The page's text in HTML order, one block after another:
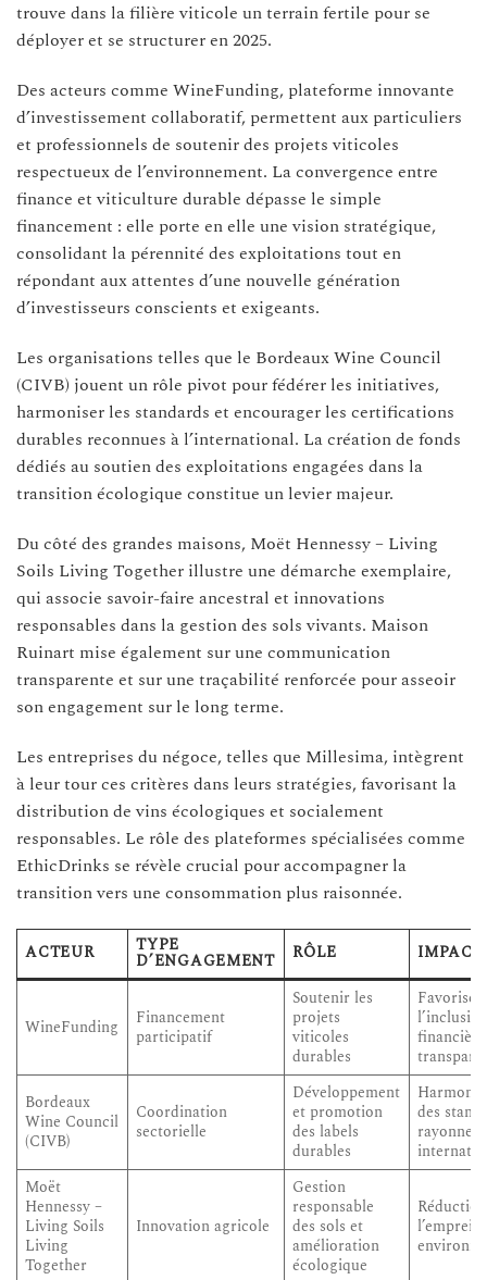
trouve dans la filière viticole un terrain fertile pour se
déployer et se structurer en 2025.
Des acteurs comme WineFunding, plateforme innovante
d’investissement collaboratif, permettent aux particuliers
et professionnels de soutenir des projets viticoles
respectueux de l’environnement. La convergence entre
finance et viticulture durable dépasse le simple
financement : elle porte en elle une vision stratégique,
consolidant la pérennité des exploitations tout en
répondant aux attentes d’une nouvelle génération
d’investisseurs conscients et exigeants.
Les organisations telles que le Bordeaux Wine Council
(CIVB) jouent un rôle pivot pour fédérer les initiatives,
harmoniser les standards et encourager les certifications
durables reconnues à l’international. La création de fonds
dédiés au soutien des exploitations engagées dans la
transition écologique constitue un levier majeur.
Du côté des grandes maisons, Moët Hennessy – Living
Soils Living Together illustre une démarche exemplaire,
qui associe savoir-faire ancestral et innovations
responsables dans la gestion des sols vivants. Maison
Ruinart mise également sur une communication
transparente et sur une traçabilité renforcée pour asseoir
son engagement sur le long terme.
Les entreprises du négoce, telles que Millesima, intègrent
à leur tour ces critères dans leurs stratégies, favorisant la
distribution de vins écologiques et socialement
responsables. Le rôle des plateformes spécialisées comme
EthicDrinks se révèle crucial pour accompagner la
transition vers une consommation plus raisonnée.
ACTEUR TYPE
D’ENGAGEMENT RÔLE IMPACT
WineFunding
Financement
participatif
Soutenir les
projets
viticoles
durables
Favorise
Bordeaux
Wine Council
(CIVB)
Coordination
sectorielle
Développement
et promotion
des labels
durables
des
Moët
Hennessy –
Living Soils
Living
Together
Innovation agricole
Gestion
responsable
des sols et
amélioration
écologique